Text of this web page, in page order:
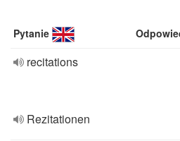
Pytanie
recitations
Rezitationen